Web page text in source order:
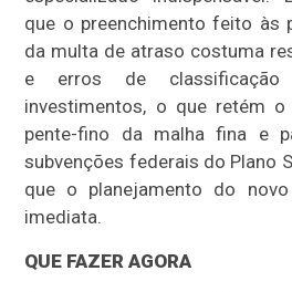
que o preenchimento feito às
da multa de atraso costuma
e erros de
investimentos, o que retém
pente-fino da malha fina e
subvenções federais do Plano
que o planejamento do
imediata.
QUE FAZER AGORA